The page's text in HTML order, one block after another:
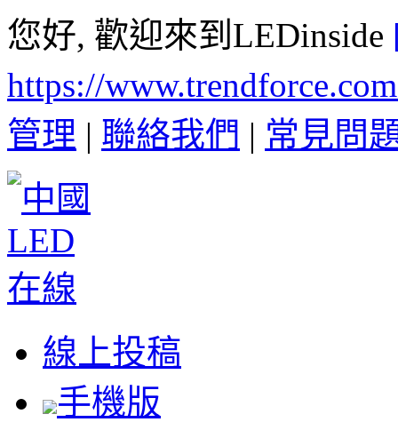
您好, 歡迎來到LEDinside
https://
管理 | 聯絡我們 | 常見問
線上投稿
手機版